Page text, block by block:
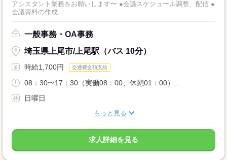
アシスタント業務をお願いします〜 ●会議スケジュール調整、配信 ●
会議資料の作成 ...
一般事務・OA事務
埼玉県上尾市/上尾駅（バス 10分）
時給1,700円 交通費全額支給
08：30〜17：30（実働08：00、休憩01：00）...
日曜日
もっと見る
求人詳細を見る